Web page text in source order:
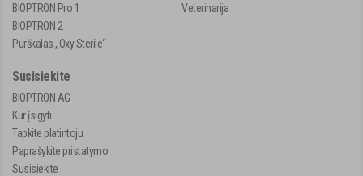
BIOPTRON Pro 1
BIOPTRON 2
Purškalas „Oxy Sterile“
Veterinarija
Susisiekite
BIOPTRON AG
Kur įsigyti
Tapkite platintoju
Paprašykite pristatymo
Susisiekite